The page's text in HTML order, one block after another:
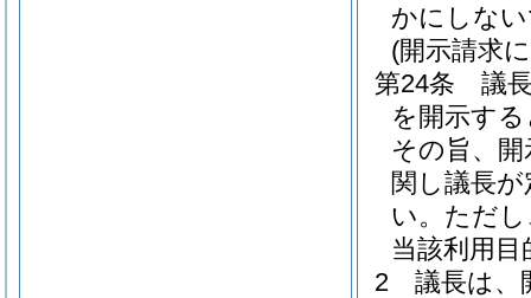
かにしな
(開示請求
第24条
議
を開示す
その旨、
関し議長
い。 ただ
当該利用
2
議長は、